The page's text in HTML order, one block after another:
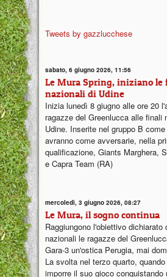
Tweets by gazzlucchese
sabato, 6 giugno 2026, 11:56
Le Mura Spring, iniziano
nazionali di Udine
Inizia lunedì 8 giugno alle ore 20
ragazze del Greenlucca alle finali
Udine. Inserite nel gruppo B
avranno come avversarie, nella
qualificazione, Giants Marghera,
e Capra Team (RA)
mercoledì, 3 giugno 2026, 08:27
Le Mura, il sogno continua
Raggiungono l'obiettivo dichiarato
nazionali le ragazze del
Gara-3 un'ostica Perugia, mai
La svolta nel terzo quarto,
imporre il suo gioco conquistando